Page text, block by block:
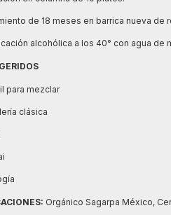
de 18 meses en barrica nueva de
alcohólica a los 40° con agua de
para mezclar
clásica
Orgánico Sagarpa México,